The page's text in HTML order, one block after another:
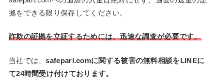
拠をできる限り保存してください。
詐欺の証拠を立証するためには、迅速な調査が必要です。
当社では、safeparl.comに関する被害の無料相談をLINEに
て24時間受け付けております。